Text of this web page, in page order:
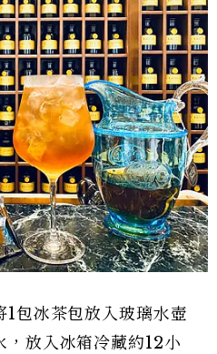
包冰茶包放入玻璃水壺
，放入冰箱冷藏約12小